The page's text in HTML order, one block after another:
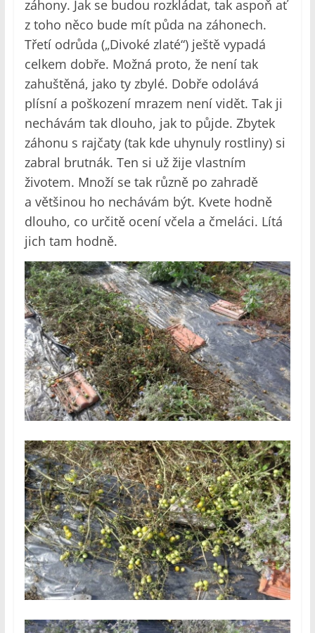
záhony. Jak se budou rozkládat, tak aspoň ať
z toho něco bude mít půda na záhonech.
Třetí odrůda („Divoké zlaté“) ještě vypadá
celkem dobře. Možná proto, že není tak
zahuštěná, jako ty zbylé. Dobře odolává
plísní a poškození mrazem není vidět. Tak ji
nechávám tak dlouho, jak to půjde. Zbytek
záhonu s rajčaty (tak kde uhynuly rostliny) si
zabral brutnák. Ten si už žije vlastním
životem. Množí se tak různě po zahradě
a většinou ho nechávám být. Kvete hodně
dlouho, co určitě ocení včela a čmeláci. Lítá
jich tam hodně.